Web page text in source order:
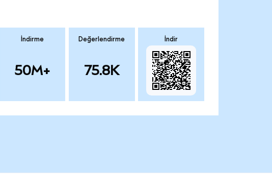
İndirme
50M+
Değerlendirme
75.8K
İndir